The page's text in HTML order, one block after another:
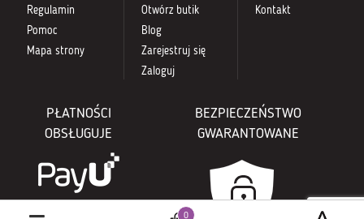
Regulamin
Pomoc
Mapa strony
Otwórz butik
Blog
Zarejestruj się
Zaloguj
Kontakt
PŁATNOŚCI
OBSŁUGUJE
BEZPIECZEŃSTWO
GWARANTOWANE